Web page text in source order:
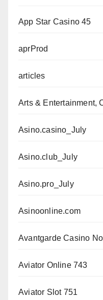
App Star Casino 45
aprProd
articles
Arts & Entertainment,
Asino.casino_July
Asino.club_July
Asino.pro_July
Asinoonline.com
Avantgarde Casino
Aviator Online 743
Aviator Slot 751